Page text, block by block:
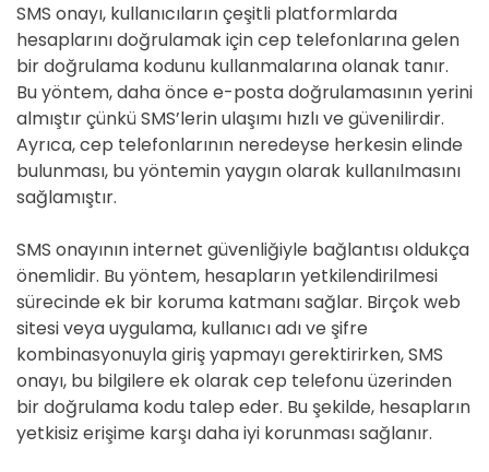
SMS onayı, kullanıcıların çeşitli platformlarda
hesaplarını doğrulamak için cep telefonlarına gelen
bir doğrulama kodunu kullanmalarına olanak tanır.
Bu yöntem, daha önce e-posta doğrulamasının yerini
almıştır çünkü SMS’lerin ulaşımı hızlı ve güvenilirdir.
Ayrıca, cep telefonlarının neredeyse herkesin elinde
bulunması, bu yöntemin yaygın olarak kullanılmasını
sağlamıştır.
SMS onayının internet güvenliğiyle bağlantısı oldukça
önemlidir. Bu yöntem, hesapların yetkilendirilmesi
sürecinde ek bir koruma katmanı sağlar. Birçok web
sitesi veya uygulama, kullanıcı adı ve şifre
kombinasyonuyla giriş yapmayı gerektirirken, SMS
onayı, bu bilgilere ek olarak cep telefonu üzerinden
bir doğrulama kodu talep eder. Bu şekilde, hesapların
yetkisiz erişime karşı daha iyi korunması sağlanır.